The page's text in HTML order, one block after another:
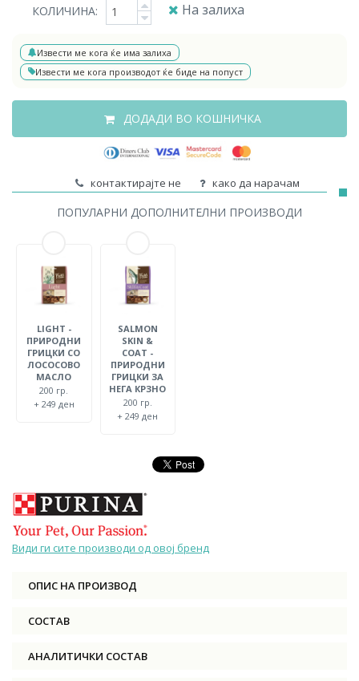
КОЛИЧИНА: На залиха
Извести ме кога ќе има залиха
Извести ме кога производот ќе биде на попуст
ДОДАДИ ВО КОШНИЧКА
контактирајте не како да нарачам
ПОПУЛАРНИ ДОПОЛНИТЕЛНИ ПРОИЗВОДИ
LIGHT -
ПРИРОДНИ
ГРИЦКИ СО
ЛОСОСОВО
МАСЛО
200 гр.
+ 249 ден
SALMON
SKIN &
COAT -
ПРИРОДНИ
ГРИЦКИ ЗА
НЕГА КРЗНО
200 гр.
+ 249 ден
Види ги сите производи од овој бренд
ОПИС НА ПРОИЗВОД
СОСТАВ
АНАЛИТИЧКИ СОСТАВ